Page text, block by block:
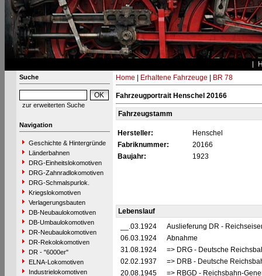
Suche
zur erweiterten Suche
Navigation
Geschichte & Hintergründe
Länderbahnen
DRG-Einheitslokomotiven
DRG-Zahnradlokomotiven
DRG-Schmalspurlok.
Kriegslokomotiven
Verlagerungsbauten
DB-Neubaulokomotiven
DB-Umbaulokomotiven
DR-Neubaulokomotiven
DR-Rekolokomotiven
DR - "6000er"
ELNA-Lokomotiven
Industrielokomotiven
Home Erhaltene Fahrzeuge BR 78
Fahrzeugportrait Henschel 20166
Fahrzeugstamm
Hersteller:
Henschel
Fabriknummer:
20166
Baujahr:
1923
Lebenslauf
__.03.1924
Auslieferung DR -
06.03.1924
Abnahme
31.08.1924
=> DRG - Deutsche
02.02.1937
=> DRB - Deutsche
20.08.1945
=> RBGD - Reichsbahn-